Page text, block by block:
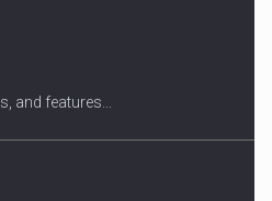
and features...